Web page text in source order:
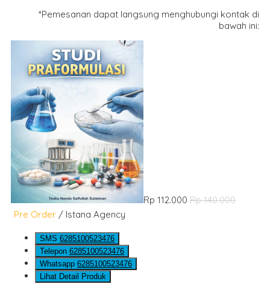
*Pemesanan dapat langsung menghubungi kontak di
bawah ini:
Rp 112.000 Rp 140.000
Pre Order / Istana Agency
SMS 6285100523476
Telepon 6285100523476
Whatsapp 6285100523476
Lihat Detail Produk